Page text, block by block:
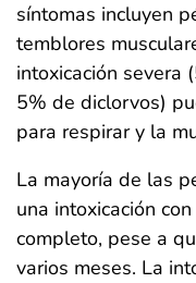
síntomas incluyen
temblores
intoxicación severa
5% de diclorvos)
para respirar y la
La mayoría de las
una intoxicación
completo, pese a
varios meses. La